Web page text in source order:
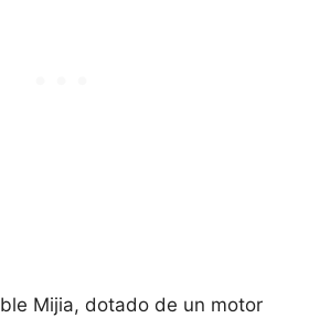
Mijia, dotado de un motor